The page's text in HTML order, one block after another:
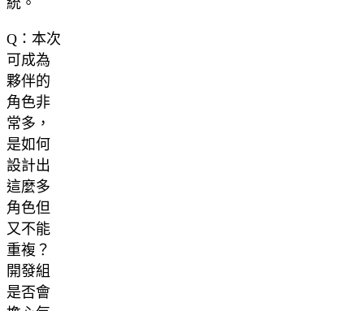
統。
Q：本次
可成為
夥伴的
角色非
常多，
是如何
設計出
這麼多
角色但
又不能
重複？
開發組
是否會